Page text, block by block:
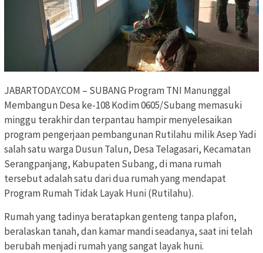
JABARTODAY.COM – SUBANG Program TNI Manunggal
Membangun Desa ke-108 Kodim 0605/Subang memasuki
minggu terakhir dan terpantau hampir menyelesaikan
program pengerjaan pembangunan Rutilahu milik Asep Yadi
salah satu warga Dusun Talun, Desa Telagasari, Kecamatan
Serangpanjang, Kabupaten Subang, di mana rumah
tersebut adalah satu dari dua rumah yang mendapat
Program Rumah Tidak Layak Huni (Rutilahu).
Rumah yang tadinya beratapkan genteng tanpa plafon,
beralaskan tanah, dan kamar mandi seadanya, saat ini telah
berubah menjadi rumah yang sangat layak huni.